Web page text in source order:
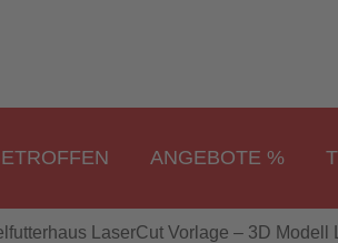
ANGEBOTE %
LaserCut Vorlage – 3D Modell